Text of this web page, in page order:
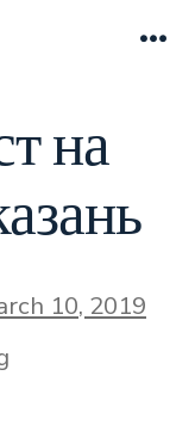
на
10, 2019